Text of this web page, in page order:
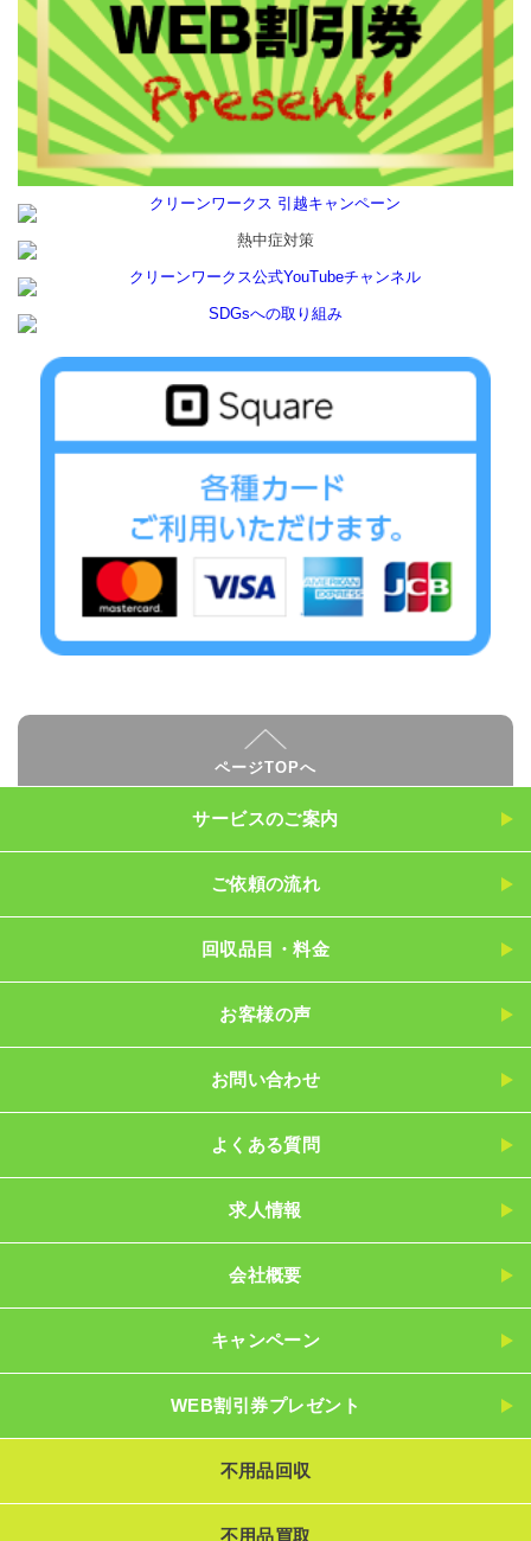
ページTOPへ
サービスのご案内
ご依頼の流れ
回収品目・料金
お客様の声
お問い合わせ
よくある質問
求人情報
会社概要
キャンペーン
WEB割引券プレゼント
不用品回収
不用品買取